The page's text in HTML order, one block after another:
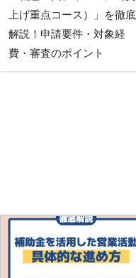
上げ重点コース）」を徹底
解説！申請要件・対象経
費・審査のポイント